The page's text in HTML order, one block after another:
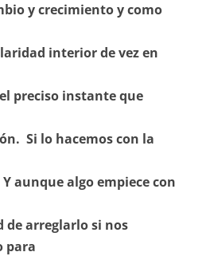
y crecimiento y como
interior de vez en
preciso instante que
Si lo hacemos con la
aunque algo empiece con
de arreglarlo si nos
para